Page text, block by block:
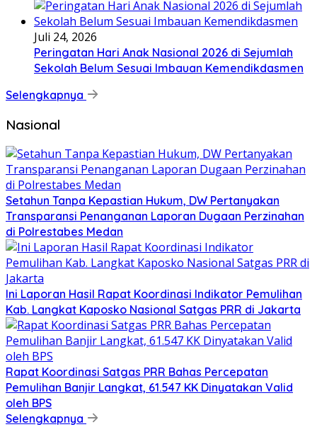
Juli 24, 2026
Peringatan Hari Anak Nasional 2026 di Sejumlah
Sekolah Belum Sesuai Imbauan Kemendikdasmen
Selengkapnya
Nasional
Setahun Tanpa Kepastian Hukum, DW Pertanyakan
Transparansi Penanganan Laporan Dugaan Perzinahan
di Polrestabes Medan
Ini Laporan Hasil Rapat Koordinasi Indikator Pemulihan
Kab. Langkat Kaposko Nasional Satgas PRR di Jakarta
Rapat Koordinasi Satgas PRR Bahas Percepatan
Pemulihan Banjir Langkat, 61.547 KK Dinyatakan Valid
oleh BPS
Selengkapnya